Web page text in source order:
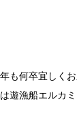
も何卒宜しく
遊漁船エルカ